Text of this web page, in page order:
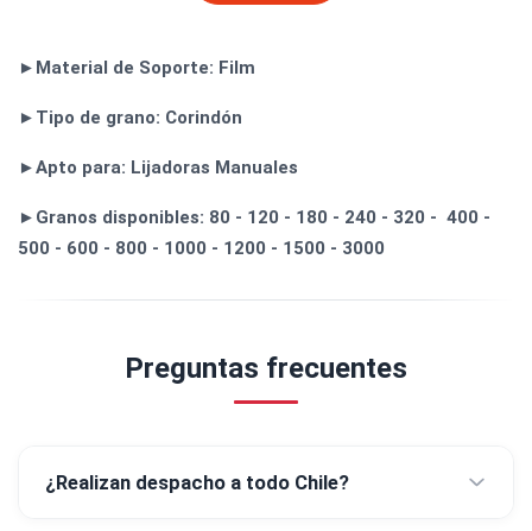
►Material de Soporte: Film
►Tipo de grano: Corindón
►Apto para: Lijadoras Manuales
►Granos disponibles: 80 - 120 - 180 - 240 - 320 - 400 -
500 - 600 - 800 - 1000 - 1200 - 1500 - 3000
Preguntas frecuentes
¿Realizan despacho a todo Chile?